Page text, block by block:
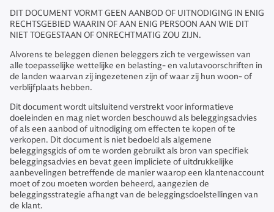
DIT DOCUMENT VORMT GEEN AANBOD OF UITNODIGING IN ENIG
RECHTSGEBIED WAARIN OF AAN ENIG PERSOON AAN WIE DIT
NIET TOEGESTAAN OF ONRECHTMATIG ZOU ZIJN.
Alvorens te beleggen dienen beleggers zich te vergewissen van
alle toepasselijke wettelijke en belasting- en valutavoorschriften in
de landen waarvan zij ingezetenen zijn of waar zij hun woon- of
verblijfplaats hebben.
Dit document wordt uitsluitend verstrekt voor informatieve
doeleinden en mag niet worden beschouwd als beleggingsadvies
of als een aanbod of uitnodiging om effecten te kopen of te
verkopen. Dit document is niet bedoeld als algemene
beleggingsgids of om te worden gebruikt als bron van specifiek
beleggingsadvies en bevat geen impliciete of uitdrukkelijke
aanbevelingen betreffende de manier waarop een klantenaccount
moet of zou moeten worden beheerd, aangezien de
beleggingsstrategie afhangt van de beleggingsdoelstellingen van
de klant.